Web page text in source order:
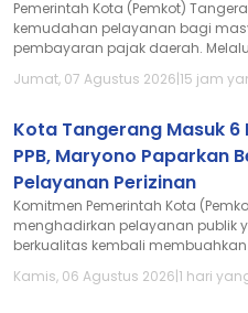
Pemerintah Kota (Pemkot)
kemudahan pelayanan bagi
pembayaran pajak daerah.
Jumat, 07 Agustus 2026|15 jam
Kota Tangerang Masuk 6
PPB, Maryono Paparkan
Pelayanan Perizinan
Komitmen Pemerintah Kota
menghadirkan pelayanan publik
berkualitas kembali
Kamis, 06 Agustus 2026|1 hari